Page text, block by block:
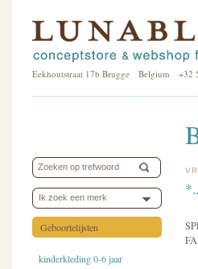
Eekhoutstraat 17b Brugge Belgium +32
Ik zoek een merk
Geboortelijsten
kinderkleding 0-6 jaar